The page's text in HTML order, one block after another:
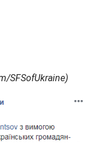
SFSofUkraine)